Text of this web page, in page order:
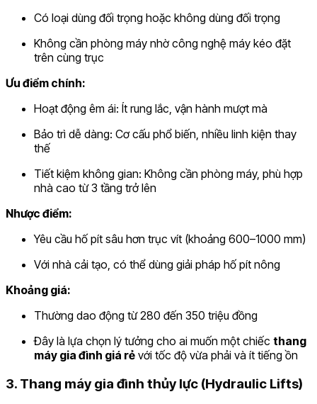
Có loại dùng đối trọng hoặc không dùng đối trọng
Không cần phòng máy nhờ công nghệ máy kéo đặt
trên cùng trục
Ưu điểm chính:
Hoạt động êm ái: Ít rung lắc, vận hành mượt mà
Bảo trì dễ dàng: Cơ cấu phổ biến, nhiều linh kiện thay
thế
Tiết kiệm không gian: Không cần phòng máy, phù hợp
nhà cao từ 3 tầng trở lên
Nhược điểm:
Yêu cầu hố pít sâu hơn trục vít (khoảng 600–1000 mm)
Với nhà cải tạo, có thể dùng giải pháp hố pít nông
Khoảng giá:
Thường dao động từ 280 đến 350 triệu đồng
Đây là lựa chọn lý tưởng cho ai muốn một chiếc thang
máy gia đình giá rẻ với tốc độ vừa phải và ít tiếng ồn
3. Thang máy gia đình thủy lực (Hydraulic Lifts)